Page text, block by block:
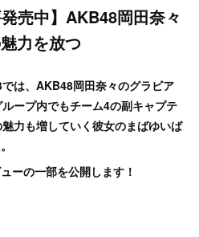
売中】AKB48岡田奈々
力を放つ
は、AKB48岡田奈々のグラビア
ープ内でもチーム4の副キャプテ
力も増していく彼女のまばゆいば
ーの一部を公開します！